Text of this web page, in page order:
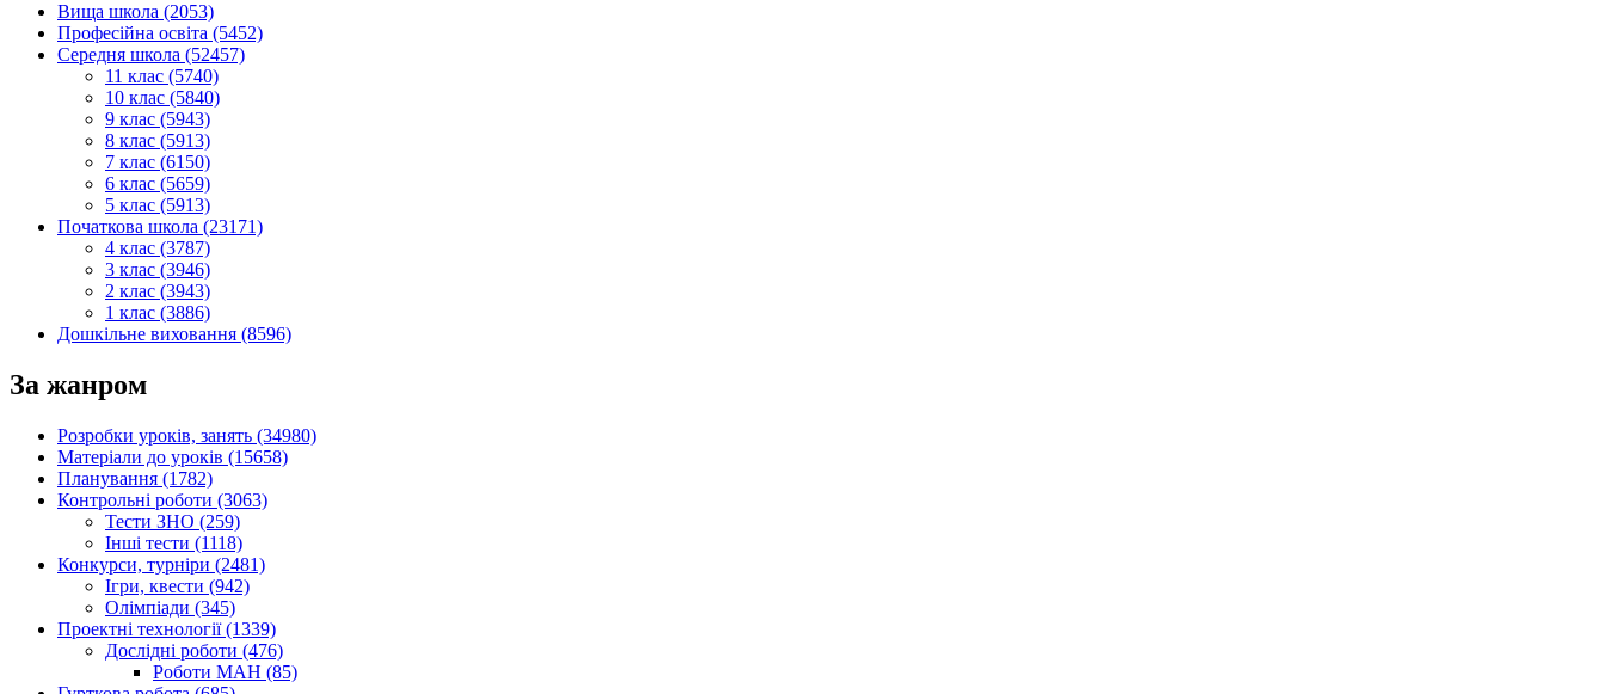
Вища школа (2053)
Професійна освіта (5452)
Середня школа (52457)
11 клас (5740)
10 клас (5840)
9 клас (5943)
8 клас (5913)
7 клас (6150)
6 клас (5659)
5 клас (5913)
Початкова школа (23171)
4 клас (3787)
3 клас (3946)
2 клас (3943)
1 клас (3886)
Дошкільне виховання (8596)
За жанром
Розробки уроків, занять (34980)
Матеріали до уроків (15658)
Планування (1782)
Контрольні роботи (3063)
Тести ЗНО (259)
Інші тести (1118)
Конкурси, турніри (2481)
Ігри, квести (942)
Олімпіади (345)
Проектні технології (1339)
Дослідні роботи (476)
Роботи МАН (85)